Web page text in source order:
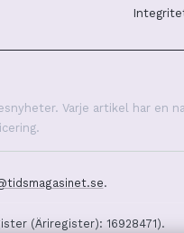
Varje artikel har en
.
(Äriregister): 16928471).